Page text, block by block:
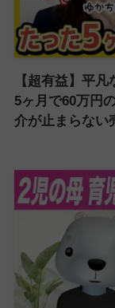
【超有益】平
5ヶ月で60万円
介が止まらない